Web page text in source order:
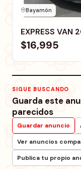
Bayamón
$16,995
SIGUE BUSCANDO
Guarda este
parecidos
Guardar anuncio
Ver anuncios
Publica tu propio